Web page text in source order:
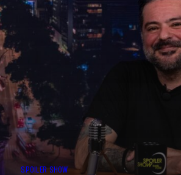
SPOILER SHOW